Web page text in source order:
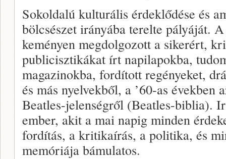
Sokoldalú kulturális érdeklődése és
bölcsészet irányába terelte pályáját.
keményen megdolgozott a sikerért,
publicisztikákat írt napilapokba,
magazinokba, fordított regényeket,
és más nyelvekből, a ’60-as
Beatles-jelenségről (Beatles-biblia).
ember, akit a mai napig minden
fordítás, a kritikaírás, a politika, és
memóriája bámulatos.